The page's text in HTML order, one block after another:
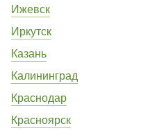
Ижевск
Иркутск
Казань
Калининград
Краснодар
Красноярск